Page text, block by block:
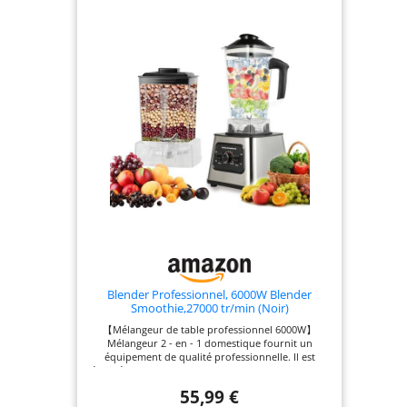
SMOOTHIE COMPREND : base motorisée de 1 000
Watts, carafe de 2,1 L (capacité de remplissage
maximal de 1,9 L) et lames Total Crushing. Couleur
: noir
Blender Professionnel, 6000W Blender
Smoothie,27000 tr/min (Noir)
【Mélangeur de table professionnel 6000W】
Mélangeur 2 - en - 1 domestique fournit un
équipement de qualité professionnelle. Il est
équipé d'un moteur de 6 000 W et d'une vitesse de
pour un broyage facile même des ingrédients
55,99 €